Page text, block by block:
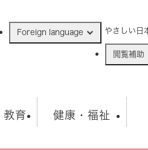
Foreign language やさしい日
閲覧補助
教育 健康・福祉